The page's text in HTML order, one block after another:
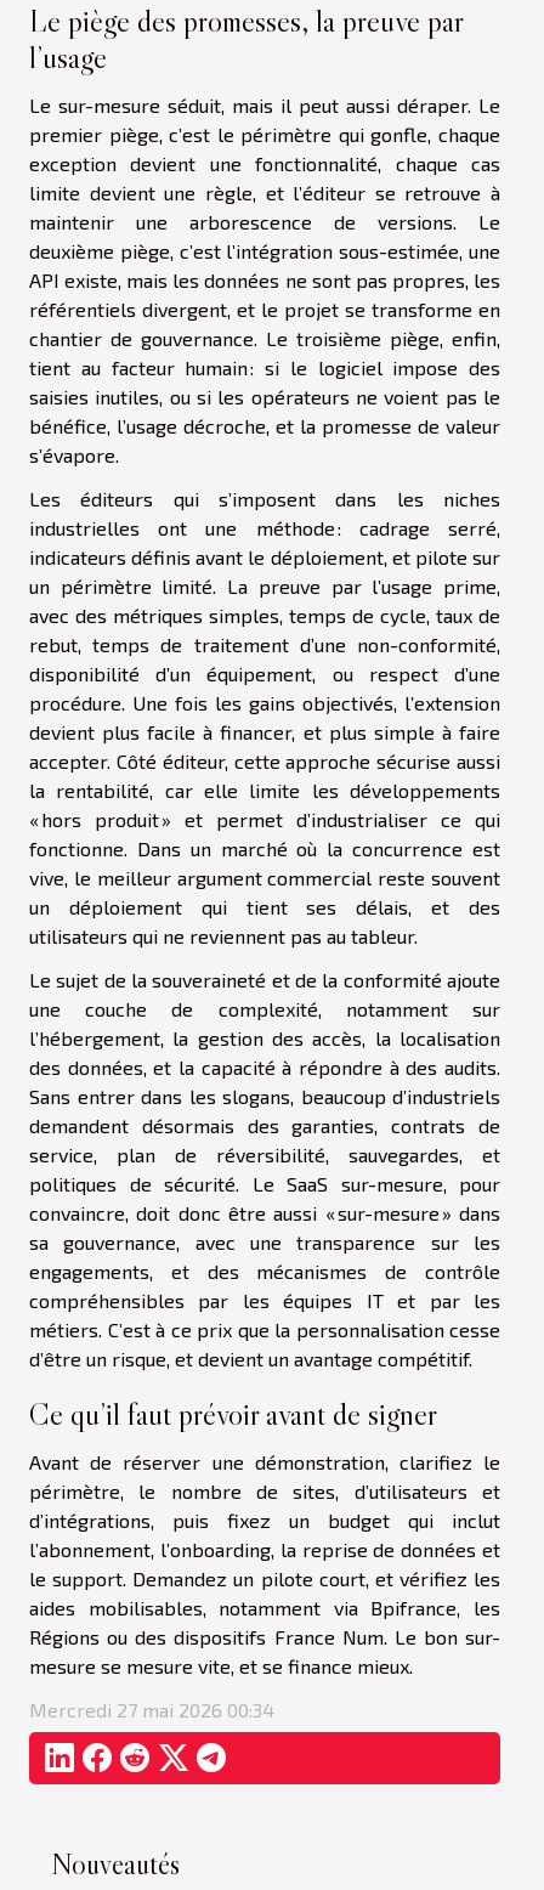
Le piège des promesses, la preuve par
l’usage
Le sur-mesure séduit, mais il peut aussi déraper. Le
premier piège, c’est le périmètre qui gonfle, chaque
exception devient une fonctionnalité, chaque cas
limite devient une règle, et l’éditeur se retrouve à
maintenir une arborescence de versions. Le
deuxième piège, c’est l’intégration sous-estimée, une
API existe, mais les données ne sont pas propres, les
référentiels divergent, et le projet se transforme en
chantier de gouvernance. Le troisième piège, enfin,
tient au facteur humain : si le logiciel impose des
saisies inutiles, ou si les opérateurs ne voient pas le
bénéfice, l’usage décroche, et la promesse de valeur
s’évapore.
Les éditeurs qui s’imposent dans les niches
industrielles ont une méthode : cadrage serré,
indicateurs définis avant le déploiement, et pilote sur
un périmètre limité. La preuve par l’usage prime,
avec des métriques simples, temps de cycle, taux de
rebut, temps de traitement d’une non-conformité,
disponibilité d’un équipement, ou respect d’une
procédure. Une fois les gains objectivés, l’extension
devient plus facile à financer, et plus simple à faire
accepter. Côté éditeur, cette approche sécurise aussi
la rentabilité, car elle limite les développements
« hors produit » et permet d’industrialiser ce qui
fonctionne. Dans un marché où la concurrence est
vive, le meilleur argument commercial reste souvent
un déploiement qui tient ses délais, et des
utilisateurs qui ne reviennent pas au tableur.
Le sujet de la souveraineté et de la conformité ajoute
une couche de complexité, notamment sur
l’hébergement, la gestion des accès, la localisation
des données, et la capacité à répondre à des audits.
Sans entrer dans les slogans, beaucoup d’industriels
demandent désormais des garanties, contrats de
service, plan de réversibilité, sauvegardes, et
politiques de sécurité. Le SaaS sur-mesure, pour
convaincre, doit donc être aussi « sur-mesure » dans
sa gouvernance, avec une transparence sur les
engagements, et des mécanismes de contrôle
compréhensibles par les équipes IT et par les
métiers. C’est à ce prix que la personnalisation cesse
d’être un risque, et devient un avantage compétitif.
Ce qu’il faut prévoir avant de signer
Avant de réserver une démonstration, clarifiez le
périmètre, le nombre de sites, d’utilisateurs et
d’intégrations, puis fixez un budget qui inclut
l’abonnement, l’onboarding, la reprise de données et
le support. Demandez un pilote court, et vérifiez les
aides mobilisables, notamment via Bpifrance, les
Régions ou des dispositifs France Num. Le bon sur-
mesure se mesure vite, et se finance mieux.
Mercredi 27 mai 2026 00:34
Nouveautés